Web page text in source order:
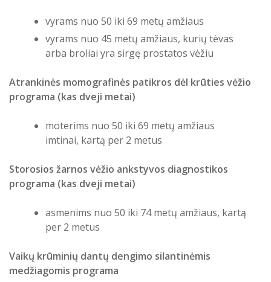
vyrams nuo 50 iki 69 metų amžiaus
vyrams nuo 45 metų amžiaus, kurių tėvas
arba broliai yra sirgę prostatos vėžiu
Atrankinės momografinės patikros dėl krūties vėžio
programa (kas dveji metai)
moterims nuo 50 iki 69 metų amžiaus
imtinai, kartą per 2 metus
Storosios žarnos vėžio ankstyvos diagnostikos
programa (kas dveji metai)
asmenims nuo 50 iki 74 metų amžiaus, kartą
per 2 metus
Vaikų krūminių dantų dengimo silantinėmis
medžiagomis programa